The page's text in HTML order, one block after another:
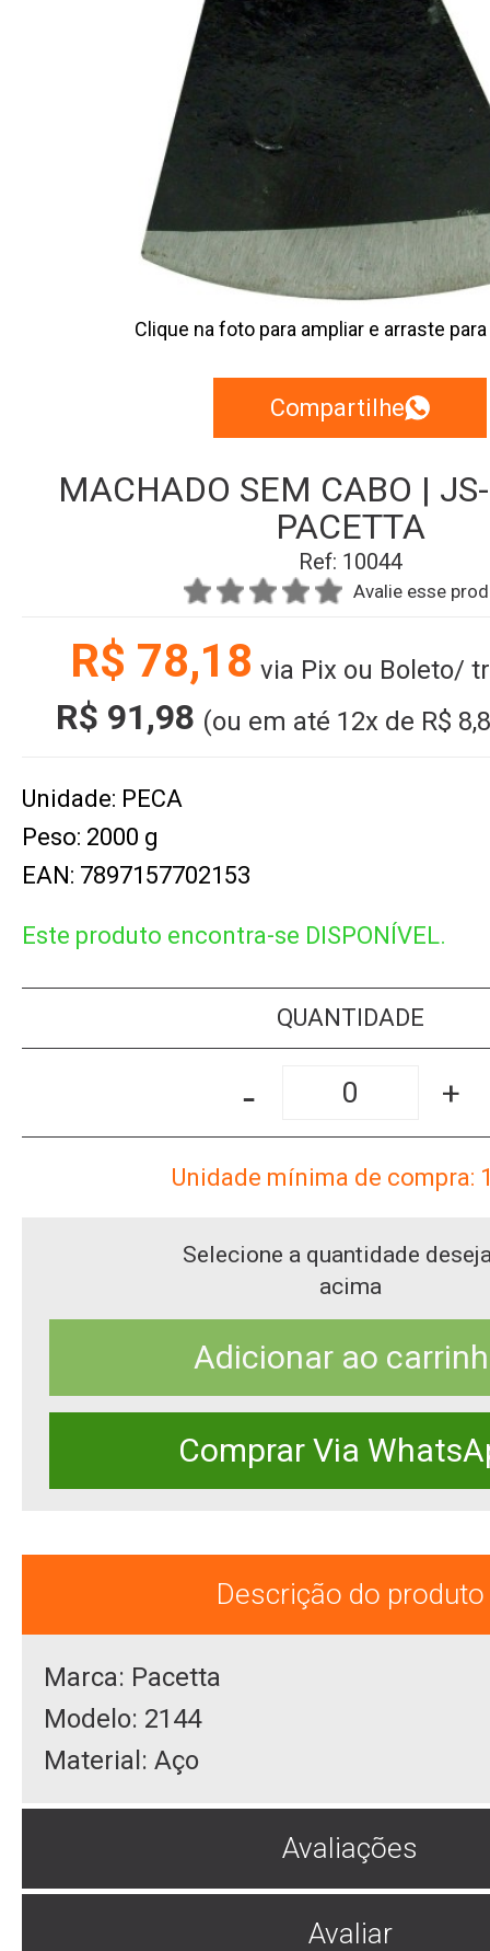
Clique na foto para ampliar e arraste
Compartilhe
MACHADO SEM CABO |
PACETTA
Ref: 10044
Avalie esse
R$ 78,18 via Pix ou Boleto/
R$ 91,98 (ou em até 12x de R$
Unidade: PECA
Peso: 2000 g
EAN: 7897157702153
Este produto encontra-se DISPONÍVEL.
QUANTIDADE
- +
Unidade mínima de compra:
Selecione a quantidade
acima
Adicionar ao
Comprar Via
Descrição do produto
Marca: Pacetta
Modelo: 2144
Material: Aço
Avaliações
Avaliar